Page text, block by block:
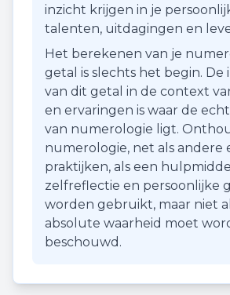
inzicht krijgen in je
talenten, uitdagingen en
Het berekenen van je
getal is slechts het begin.
van dit getal in de context
en ervaringen is waar de
van numerologie ligt.
numerologie, net als andere
praktijken, als een
zelfreflectie en persoonlijke
worden gebruikt, maar niet
absolute waarheid moet
beschouwd.